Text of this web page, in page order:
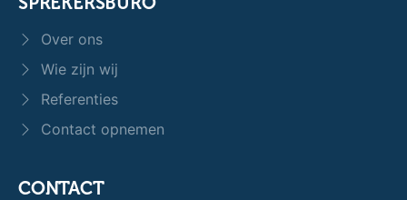
Over ons
Wie zijn wij
Referenties
Contact opnemen
CONTACT